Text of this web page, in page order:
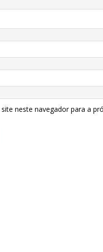
neste navegador para a